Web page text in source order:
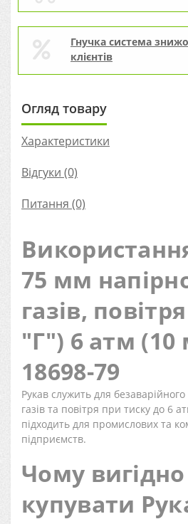
Гнучка система
клієнтів
Огляд товару
Характеристики
Відгуки (0)
Питання (0)
75 мм
газів,
"Г") 6 атм (10
18698-79
Рукав служить для
газів та повітря при тиску до 6
підходить для промислових та
підприємств.
Чому вигідно
купувати